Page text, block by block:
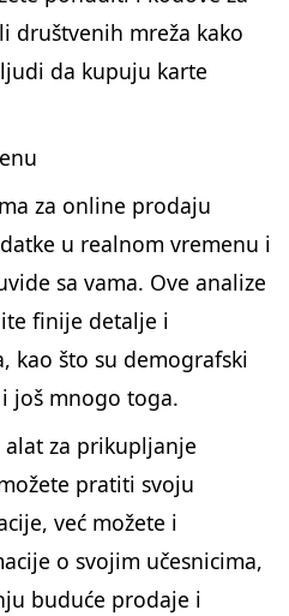
društvenih mreža kako
da kupuju karte
za online prodaju
u realnom vremenu i
sa vama. Ove analize
finije detalje i
kao što su demografski
još mnogo toga.
za prikupljanje
pratiti svoju
već možete i
o svojim učesnicima,
buduće prodaje i